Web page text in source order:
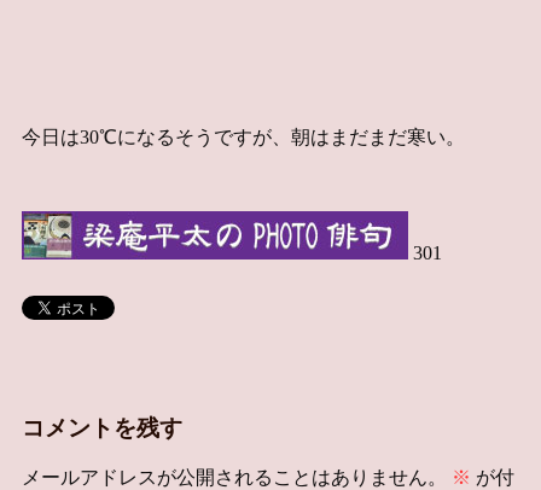
今日は30℃になるそうですが、朝はまだまだ寒い。
301
コメントを残す
メールアドレスが公開されることはありません。 ※ が付